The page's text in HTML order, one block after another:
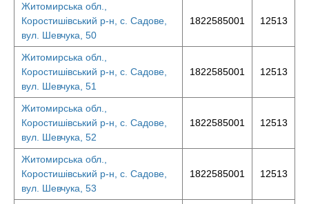
Житомирська обл.,
Коростишівський р-н, с. Садове,
вул. Шевчука, 50
1822585001 12513
Житомирська обл.,
Коростишівський р-н, с. Садове,
вул. Шевчука, 51
1822585001 12513
Житомирська обл.,
Коростишівський р-н, с. Садове,
вул. Шевчука, 52
1822585001 12513
Житомирська обл.,
Коростишівський р-н, с. Садове,
вул. Шевчука, 53
1822585001 12513